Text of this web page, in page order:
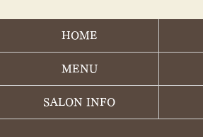
HOME
MENU
SALON INFO